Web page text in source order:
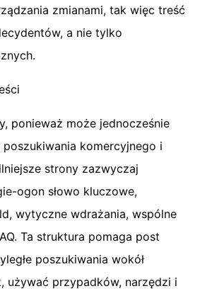
zmianami, tak więc treść
a nie tylko
ponieważ może jednocześnie
komercyjnego i
strony zazwyczaj
ogon słowo kluczowe,
wytyczne wdrażania, wspólne
Ta struktura pomaga post
poszukiwania wokół
używać przypadków, narzędzi i